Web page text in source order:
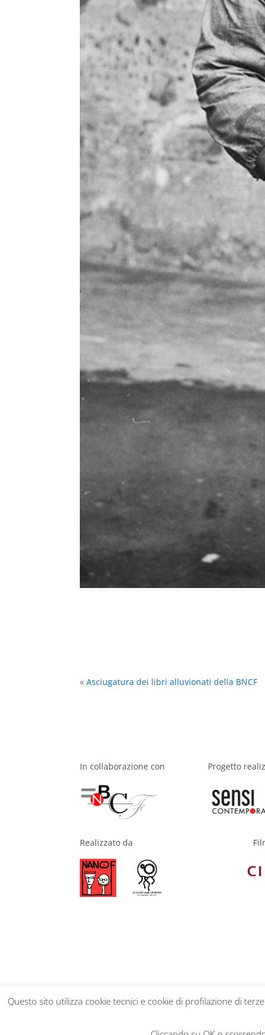
«Asciugatura dei libri alluvionati della BNCF
In collaborazione con
Realizzato da
Progetto
Privacy Policy
Questo sito utilizza cookie tecnici e cookie di profilazione di